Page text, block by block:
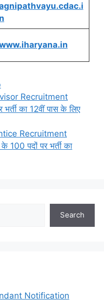
n
Recruitment
का 12वीं पास के लिए
Recruitment
100 पदों पर भर्ती का
Search
Notification